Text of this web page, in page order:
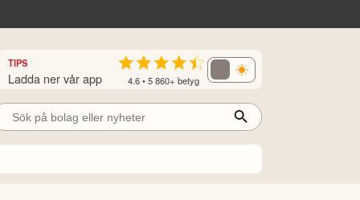
TIPS
Ladda ner vår app 4.6 • 5 860+ betyg